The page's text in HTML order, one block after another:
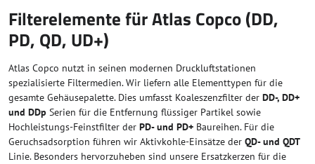
Filterelemente für Atlas Copco (DD,
PD, QD, UD+)
Atlas Copco nutzt in seinen modernen Druckluftstationen
spezialisierte Filtermedien. Wir liefern alle Elementtypen für die
gesamte Gehäusepalette. Dies umfasst Koaleszenzfilter der DD-, DD+
und DDp Serien für die Entfernung flüssiger Partikel sowie
Hochleistungs-Feinstfilter der PD- und PD+ Baureihen. Für die
Geruchsadsorption führen wir Aktivkohle-Einsätze der QD- und QDT
Linie. Besonders hervorzuheben sind unsere Ersatzkerzen für die